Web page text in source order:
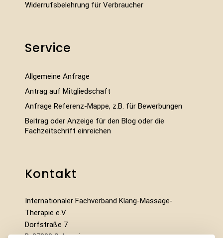
Widerrufsbelehrung für Verbraucher
Service
Allgemeine Anfrage
Antrag auf Mitgliedschaft
Anfrage Referenz-Mappe, z.B. für Bewerbungen
Beitrag oder Anzeige für den Blog oder die
Fachzeitschrift einreichen
Kontakt
Internationaler Fachverband Klang-Massage-
Therapie e.V.
Dorfstraße 7